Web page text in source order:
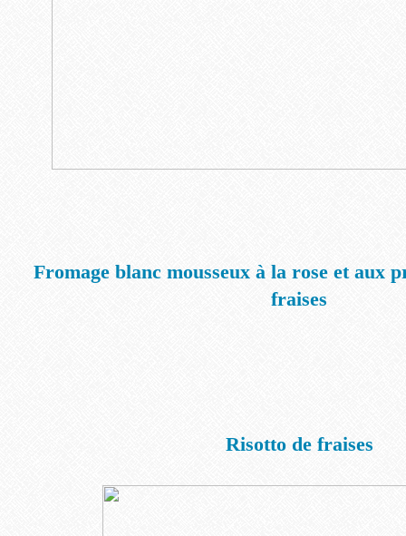
Fromage blanc mousseux à la rose et aux
fraises
Risotto de fraises